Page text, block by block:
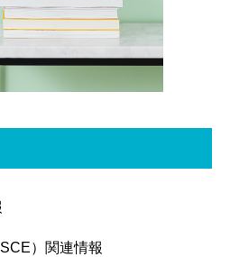
）関連情報